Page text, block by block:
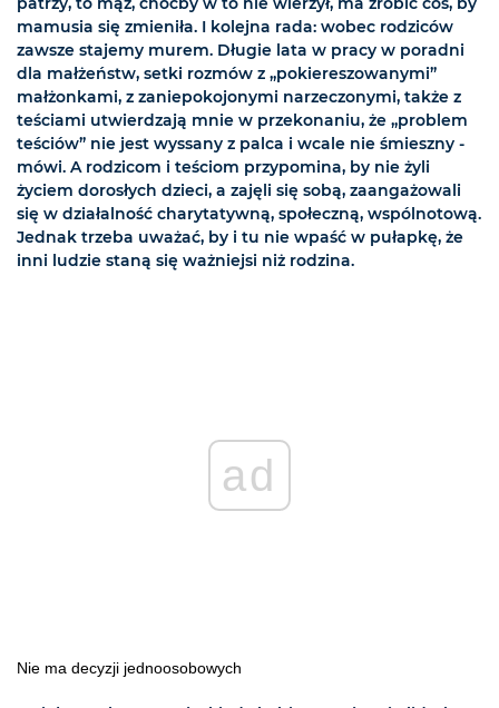
mamusia się zmieniła. I kolejna rada: wobec rodziców
zawsze stajemy murem. Długie lata w pracy w poradni
dla małżeństw, setki rozmów z „pokiereszowanymi”
małżonkami, z zaniepokojonymi narzeczonymi, także z
teściami utwierdzają mnie w przekonaniu, że „problem
teściów” nie jest wyssany z palca i wcale nie śmieszny -
mówi. A rodzicom i teściom przypomina, by nie żyli
życiem dorosłych dzieci, a zajęli się sobą, zaangażowali
się w działalność charytatywną, społeczną, wspólnotową.
Jednak trzeba uważać, by i tu nie wpaść w pułapkę, że
inni ludzie staną się ważniejsi niż rodzina.
ad
Nie ma decyzji jednoosobowych